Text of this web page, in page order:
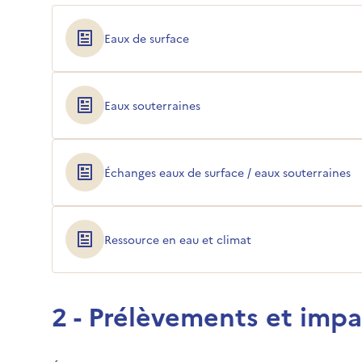
Eaux de surface
Eaux souterraines
Échanges eaux de surface / eaux souterraines
Ressource en eau et climat
2 - Prélèvements et